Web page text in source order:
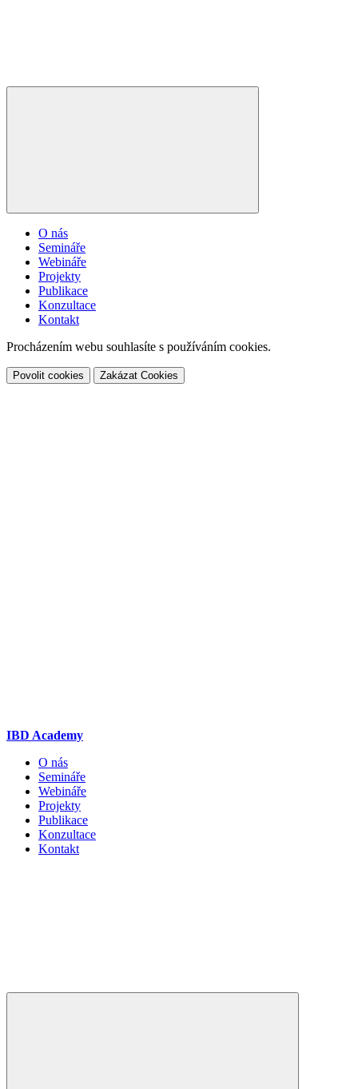
O nás
Semináře
Webináře
Projekty
Publikace
Konzultace
Kontakt
Procházením webu souhlasíte s používáním cookies.
Povolit cookies Zakázat Cookies
IBD Academy
O nás
Semináře
Webináře
Projekty
Publikace
Konzultace
Kontakt